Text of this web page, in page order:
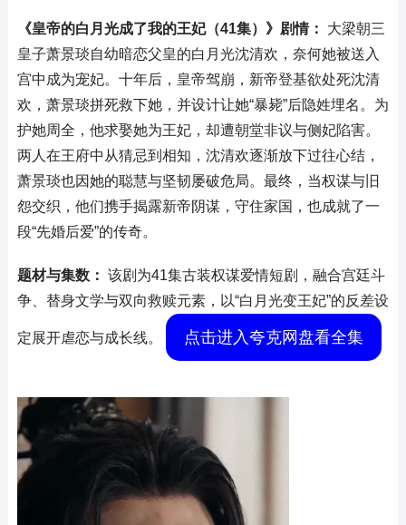
《皇帝的白月光成了我的王妃（41集）》剧情：
大梁朝三
皇子萧景琰自幼暗恋父皇的白月光沈清欢，奈何她被送入
宫中成为宠妃。十年后，皇帝驾崩，新帝登基欲处死沈清
欢，萧景琰拼死救下她，并设计让她“暴毙”后隐姓埋名。为
护她周全，他求娶她为王妃，却遭朝堂非议与侧妃陷害。
两人在王府中从猜忌到相知，沈清欢逐渐放下过往心结，
萧景琰也因她的聪慧与坚韧屡破危局。最终，当权谋与旧
怨交织，他们携手揭露新帝阴谋，守住家国，也成就了一
段“先婚后爱”的传奇。
题材与集数： 该剧为41集古装权谋爱情短剧，融合宫廷斗
争、替身文学与双向救赎元素，以“白月光变王妃”的反差设
定展开虐恋与成长线。 点击进入夸克网盘看全集